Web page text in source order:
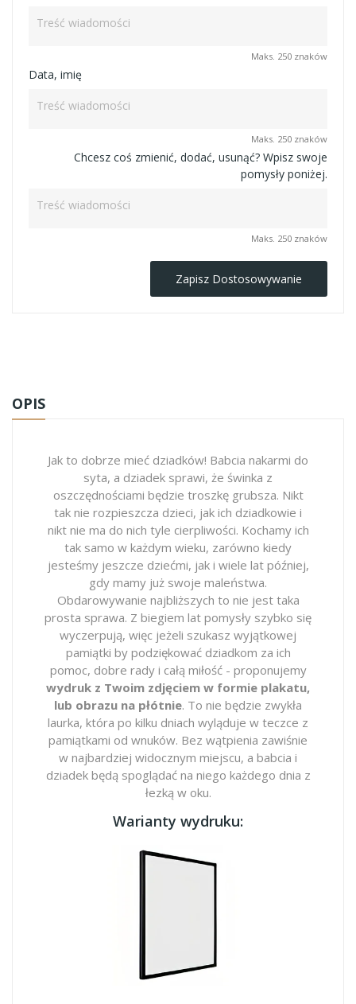
Maks. 250 znaków
Data, imię
Maks. 250 znaków
Chcesz coś zmienić, dodać, usunąć? Wpisz swoje
pomysły poniżej.
Maks. 250 znaków
Zapisz Dostosowywanie
OPIS
Jak to dobrze mieć dziadków! Babcia nakarmi do
syta, a dziadek sprawi, że świnka z
oszczędnościami będzie troszkę grubsza. Nikt
tak nie rozpieszcza dzieci, jak ich dziadkowie i
nikt nie ma do nich tyle cierpliwości. Kochamy ich
tak samo w każdym wieku, zarówno kiedy
jesteśmy jeszcze dziećmi, jak i wiele lat później,
gdy mamy już swoje maleństwa.
Obdarowywanie najbliższych to nie jest taka
prosta sprawa. Z biegiem lat pomysły szybko się
wyczerpują, więc jeżeli szukasz wyjątkowej
pamiątki by podziękować dziadkom za ich
pomoc, dobre rady i całą miłość - proponujemy
wydruk z Twoim zdjęciem w formie plakatu,
lub obrazu na płótnie. To nie będzie zwykła
laurka, która po kilku dniach wyląduje w teczce z
pamiątkami od wnuków. Bez wątpienia zawiśnie
w najbardziej widocznym miejscu, a babcia i
dziadek będą spoglądać na niego każdego dnia z
łezką w oku.
Warianty wydruku: